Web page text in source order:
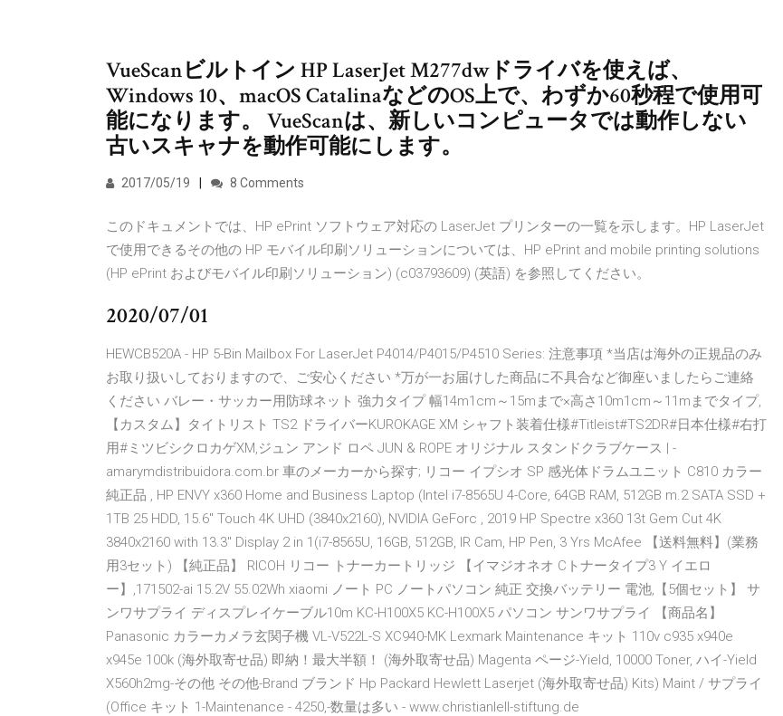
VueScanビルトイン HP LaserJet M277dwドライバを使えば、
Windows 10、macOS CatalinaなどのOS上で、わずか60秒程で使用可
能になります。 VueScanは、新しいコンピュータでは動作しない
古いスキャナを動作可能にします。
2017/05/19 8 Comments
このドキュメントでは、HP ePrint ソフトウェア対応の LaserJet プリンターの一覧を示します。HP LaserJet
で使用できるその他の HP モバイル印刷ソリューションについては、HP ePrint and mobile printing solutions
(HP ePrint およびモバイル印刷ソリューション) (c03793609) (英語) を参照してください。
2020/07/01
HEWCB520A - HP 5-Bin Mailbox For LaserJet P4014/P4015/P4510 Series: 注意事項 *当店は海外の正規品のみ
お取り扱いしておりますので、ご安心ください *万が一お届けした商品に不具合など御座いましたらご連絡
ください バレー・サッカー用防球ネット 強力タイプ 幅14m1cm～15mまで×高さ10m1cm～11mまでタイプ,
【カスタム】タイトリスト TS2 ドライバーKUROKAGE XM シャフト装着仕様#Titleist#TS2DR#日本仕様#右打
用#ミツビシクロカゲXM,ジュン アンド ロペ JUN & ROPE オリジナル スタンドクラブケース | -
amarymdistribuidora.com.br 車のメーカーから探す; リコー イプシオ SP 感光体ドラムユニット C810 カラー
純正品 , HP ENVY x360 Home and Business Laptop (Intel i7-8565U 4-Core, 64GB RAM, 512GB m.2 SATA SSD +
1TB 25 HDD, 15.6" Touch 4K UHD (3840x2160), NVIDIA GeForc , 2019 HP Spectre x360 13t Gem Cut 4K
3840x2160 with 13.3" Display 2 in 1(i7-8565U, 16GB, 512GB, IR Cam, HP Pen, 3 Yrs McAfee 【送料無料】(業務
用3セット) 【純正品】 RICOH リコー トナーカートリッジ 【イマジオネオ Cトナータイプ3 Y イエロ
ー】,171502-ai 15.2V 55.02Wh xiaomi ノート PC ノートパソコン 純正 交換バッテリー 電池,【5個セット】 サ
ンワサプライ ディスプレイケーブル10m KC-H100X5 KC-H100X5 パソコン サンワサプライ 【商品名】
Panasonic カラーカメラ玄関子機 VL-V522L-S XC940-MK Lexmark Maintenance キット 110v c935 x940e
x945e 100k (海外取寄せ品) 即納！最大半額！ (海外取寄せ品) Magenta ページ-Yield, 10000 Toner, ハイ-Yield
X560h2mg-その他 その他-Brand ブランド Hp Packard Hewlett Laserjet (海外取寄せ品) Kits) Maint / サプライ
(Office キット 1-Maintenance - 4250,-数量は多い - www.christianlell-stiftung.de